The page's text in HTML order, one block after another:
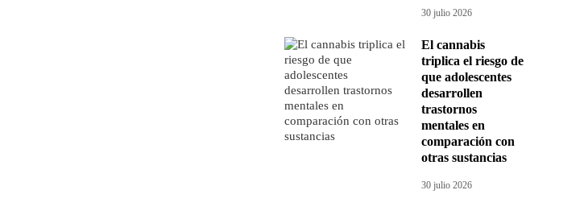
30 julio 2026
El cannabis
triplica el riesgo de
que adolescentes
desarrollen
trastornos
mentales en
comparación con
otras sustancias
30 julio 2026